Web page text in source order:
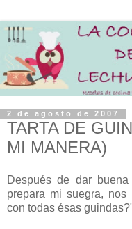
2 de agosto de 2007
TARTA DE
MI MANERA)
Después de dar
prepara mi suegra,
con todas ésas